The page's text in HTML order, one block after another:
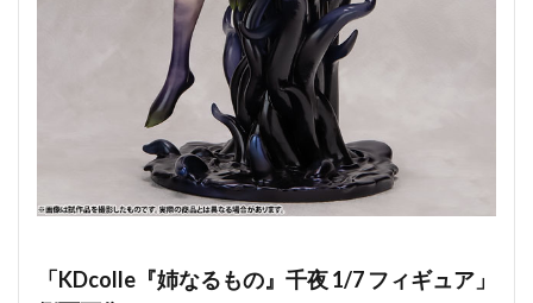
「KDcolle『姉なるもの』千夜 1/7 フィギュア」